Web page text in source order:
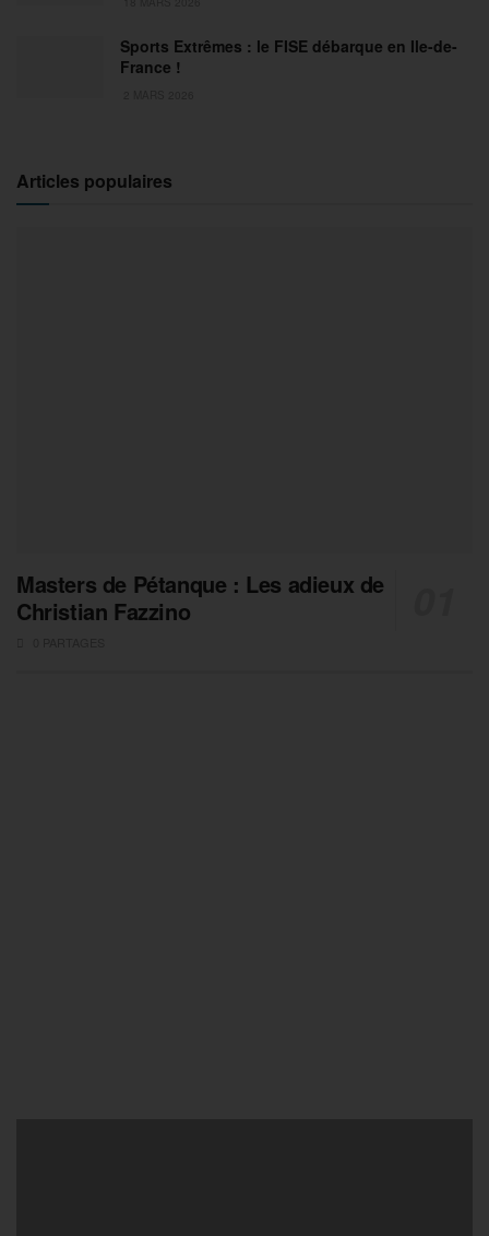
Sports Extrêmes : le FISE débarque en Ile-de-
France !
Articles populaires
Masters de Pétanque : Les adieux de
Christian Fazzino